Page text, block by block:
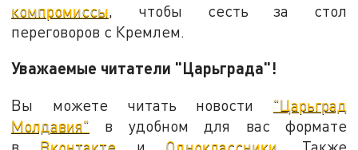
компромиссы , чтобы сесть за стол
переговоров с Кремлем.
Уважаемые читатели "Царьграда"!
Вы можете читать новости "Царьград
Молдавия" в удобном для вас формате